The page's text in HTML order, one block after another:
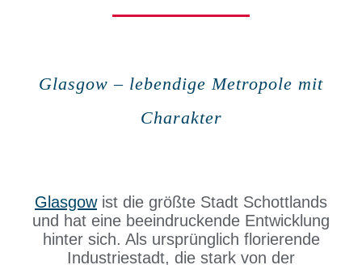
Glasgow – lebendige Metropole mit
Charakter
Glasgowist die größte Stadt Schottlands
und hat eine beeindruckende Entwicklung
hinter sich. Als ursprünglich florierende
Industriestadt, die stark von der